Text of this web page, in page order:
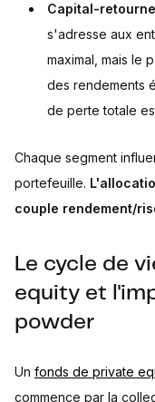
Capital-
s'adresse aux
maximal, mais le
des rendements
de perte totale
Chaque segment
portefeuille.
couple rendement/
Le cycle de
equity et
powder
Un fonds de private
commence par la